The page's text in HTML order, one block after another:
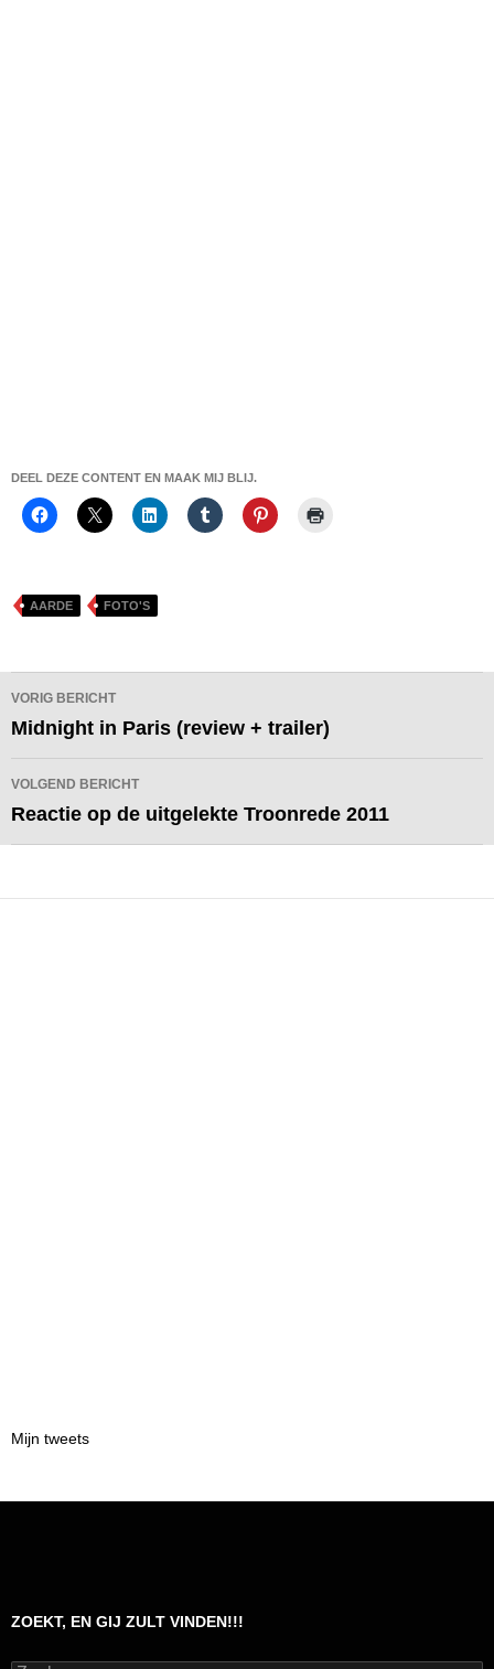
DEEL DEZE CONTENT EN MAAK MIJ BLIJ.
AARDE FOTO'S
Bericht
navigatie
VORIG BERICHT
Midnight in Paris (review + trailer)
VOLGEND BERICHT
Reactie op de uitgelekte Troonrede 2011
Mijn tweets
ZOEKT, EN GIJ ZULT VINDEN!!!